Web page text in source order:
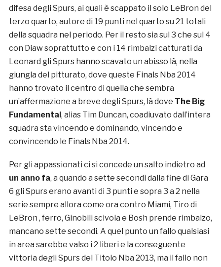
difesa degli Spurs, ai quali è scappato il solo LeBron del
terzo quarto, autore di 19 punti nel quarto su 21 totali
della squadra nel periodo. Per il resto sia sul 3 che sul 4
con Diaw soprattutto e con i 14 rimbalzi catturati da
Leonard gli Spurs hanno scavato un abisso là, nella
giungla del pitturato, dove queste Finals Nba 2014
hanno trovato il centro di quella che sembra
un’affermazione a breve degli Spurs, là dove The Big
Fundamental, alias Tim Duncan, coadiuvato dall’intera
squadra sta vincendo e dominando, vincendo e
convincendo le Finals Nba 2014.
Per gli appassionati ci si concede un salto indietro ad
un anno fa, a quando a sette secondi dalla fine di Gara
6 gli Spurs erano avanti di 3 punti e sopra 3 a 2 nella
serie sempre allora come ora contro Miami, Tiro di
LeBron , ferro, Ginobili scivola e Bosh prende rimbalzo,
mancano sette secondi. A quel punto un fallo qualsiasi
in area sarebbe valso i 2 liberi e la conseguente
vittoria degli Spurs del Titolo Nba 2013, ma il fallo non